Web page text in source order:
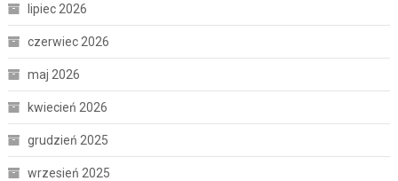
lipiec 2026
czerwiec 2026
maj 2026
kwiecień 2026
grudzień 2025
wrzesień 2025